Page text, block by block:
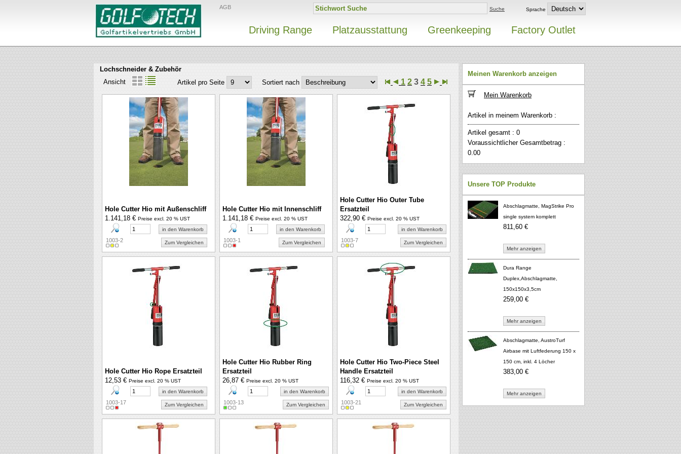
AGB Suche Sprache
Driving Range Platzausstattung Greenkeeping Factory Outlet
Lochschneider & Zubehör
Ansicht
Artikel pro Seite Sortiert nach 1 2 3 4 5
Hole Cutter Hio mit Außenschliff
1.141,18 € Preise excl. 20 % UST
in den Warenkorb
1003-2 Zum Vergleichen
Hole Cutter Hio mit Innenschliff
1.141,18 € Preise excl. 20 % UST
in den Warenkorb
1003-1 Zum Vergleichen
Hole Cutter Hio Outer Tube
Ersatzteil
322,90 € Preise excl. 20 % UST
in den Warenkorb
1003-7 Zum Vergleichen
Hole Cutter Hio Rope Ersatzteil
12,53 € Preise excl. 20 % UST
in den Warenkorb
1003-17 Zum Vergleichen
Hole Cutter Hio Rubber Ring
Ersatzteil
26,87 € Preise excl. 20 % UST
in den Warenkorb
1003-13 Zum Vergleichen
Hole Cutter Hio Two-Piece Steel
Handle Ersatzteil
116,32 € Preise excl. 20 % UST
in den Warenkorb
1003-21 Zum Vergleichen
Meinen Warenkorb anzeigen
Mein Warenkorb
Artikel in meinem Warenkorb :
Artikel gesamt : 0
Voraussichtlicher Gesamtbetrag :
0.00
Unsere TOP Produkte
Abschlagmatte, MagStrike Pro
single system komplett
811,60 €
Mehr anzeigen
Dura Range
Duplex,Abschlagmatte,
150x150x3,5cm
259,00 €
Mehr anzeigen
Abschlagmatte, AustroTurf
Airbase mit Luftfederung 150 x
150 cm, inkl. 4 Löcher
383,00 €
Mehr anzeigen